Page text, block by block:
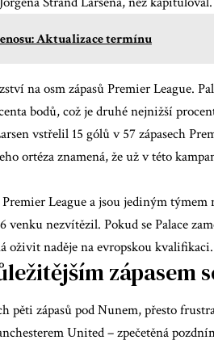
Aktualizace termínu
na osm zápasů Premier League.
bodů, což je druhé nejnižší
vstřelil 15 gólů v 57 zápasech
ortéza znamená, že už v této
League a jsou jediným týmem
nezvítězil. Pokud se Palace
oživit naděje na evropskou kvalifikaci.
zápasem
pěti zápasů pod Nunem, přesto
United – zpečetěná